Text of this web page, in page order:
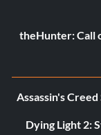
theHunter: Call
Assassin's
Dying Light 2: